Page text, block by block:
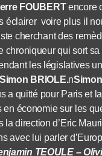
FOUBERTencore
éclairer voire plus il
cherchant des
chroniqueur qui sort
les législatives
Simon BRIOLE.n
a quitté pour Paris et
économie sur les
la direction d’Eric
avec lui parler
TEOULE –